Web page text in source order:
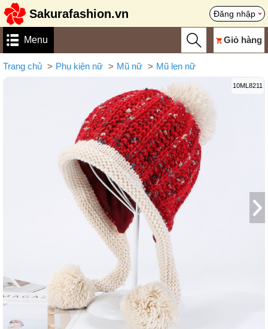
Sakurafashion.vn Đăng nhập
Menu Giỏ hàng
Trang chủ Phụ kiện nữ Mũ nữ Mũ len nữ
10ML8211